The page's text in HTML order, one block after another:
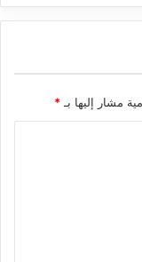
مشار إليها بـ*